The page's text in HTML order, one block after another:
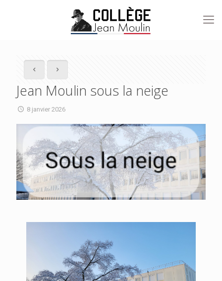
Jean Moulin sous la neige
8 janvier 2026